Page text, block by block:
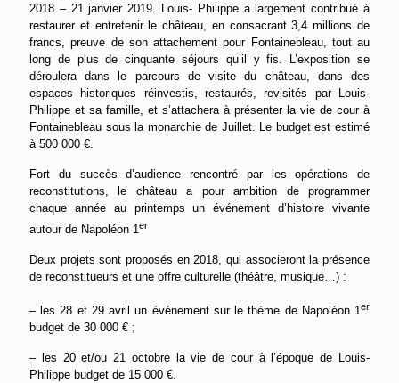
2018 – 21 janvier 2019. Louis- Philippe a largement contribué à
restaurer et entretenir le château, en consacrant 3,4 millions de
francs, preuve de son attachement pour Fontainebleau, tout au
long de plus de cinquante séjours qu’il y fis. L’exposition se
déroulera dans le parcours de visite du château, dans des
espaces historiques réinvestis, restaurés, revisités par Louis-
Philippe et sa famille, et s’attachera à présenter la vie de cour à
Fontainebleau sous la monarchie de Juillet. Le budget est estimé
à 500 000 €.
Fort du succès d’audience rencontré par les opérations de
reconstitutions, le château a pour ambition de programmer
chaque année au printemps un événement d’histoire vivante
autour de Napoléon 1 er
Deux projets sont proposés en 2018, qui associeront la présence
de reconstitueurs et une offre culturelle (théâtre, musique…) :
– les 28 et 29 avril un événement sur le thème de Napoléon 1er
budget de 30 000 € ;
– les 20 et/ou 21 octobre la vie de cour à l’époque de Louis-
Philippe budget de 15 000 €.